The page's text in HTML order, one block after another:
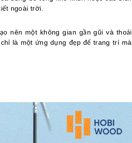
ngoài trời.
nên một không gian gần gũi và thoải
là một ứng dụng đẹp để trang trí mà